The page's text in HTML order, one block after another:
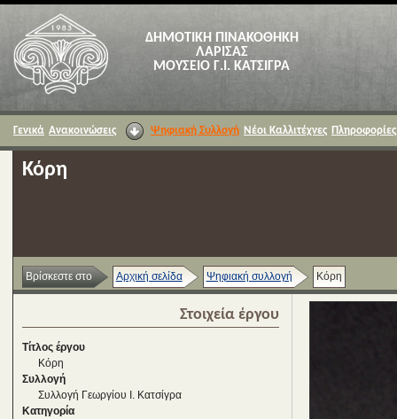
ΔΗΜΟΤΙΚΗ ΠΙΝΑΚΟΘΗΚΗ
ΛΑΡΙΣΑΣ
ΜΟΥΣΕΙΟ Γ.Ι. ΚΑΤΣΙΓΡΑ
Γενικά Ανακοινώσεις Ψηφιακή Συλλογή Νέοι Καλλιτέχνες Πληροφορίες
Κόρη
Βρίσκεστε στο Αρχική σελίδα Ψηφιακή συλλογή Κόρη
Στοιχεία έργου
Τίτλος έργου
Κόρη
Συλλογή
Συλλογή Γεωργίου Ι. Κατσίγρα
Κατηγορία